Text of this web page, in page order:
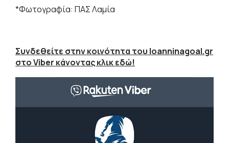
*Φωτογραφία: ΠΑΣ Λαμία
Συνδεθείτε στην κοινότητα του Ioanninagoal.gr
στο Viber κάνοντας κλικ εδώ!